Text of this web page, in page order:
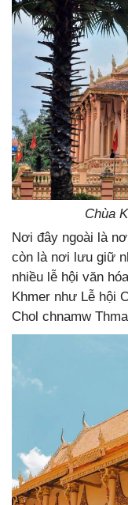
Chùa
Nơi đây ngoài là
còn là nơi lưu giữ
nhiều lễ hội văn
Khmer như Lễ hội
Chol chnamw